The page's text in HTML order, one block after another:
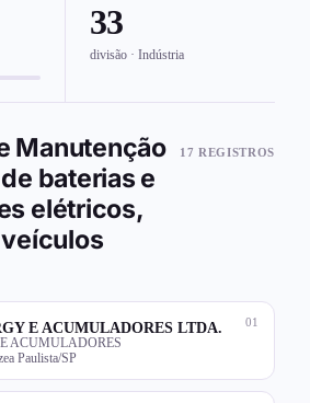
33
divisão · Indústria
Manutenção
baterias e
elétricos,
17 REGISTROS
01
E ACUMULADORES LTDA.
ACUMULADORES
Paulista/SP